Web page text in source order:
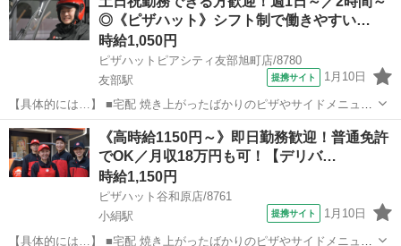
お届けします。 ①地図で住所とルートをチェック ②オーダーシートに
記載のある商品を保温バッグに...◎《ピザハット》シフト制で働きやすい…
時給1,050円
ピザハットピアシティ友部旭町店/8780
友部駅
提携サイト 1月10日
【具体的には…】 ■宅配 焼き上がったばかりのピザやサイドメニュー
を、 美味しくお客様に召し上がっていただくために安全運転で商品を
お届けします。 ①地図で住所とルートをチェック ②オーダーシートに
記載のある商品を保温バッグに...
茨城 笠間市 友部駅 デリバリー
《高時給1150円～》即日勤務歓迎！普通免許
でOK／月収18万円も可！【デリバ…
時給1,150円
ピザハット谷和原店/8761
小絹駅
提携サイト 1月10日
【具体的には…】 ■宅配 焼き上がったばかりのピザやサイドメニュー